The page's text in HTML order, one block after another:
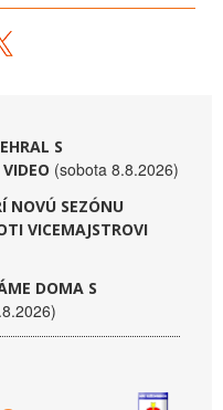
S
(sobota 8.8.2026)
NOVÚ SEZÓNU
VICEMAJSTROVI
DOMA S